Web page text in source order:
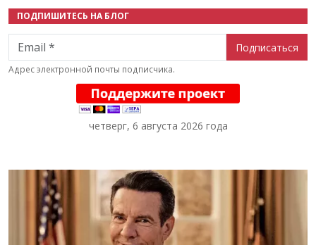
ПОДПИШИТЕСЬ НА БЛОГ
Email
Адрес электронной почты подписчика.
четверг, 6 августа 2026 года